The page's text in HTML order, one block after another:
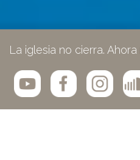
La iglesia no cierra. Ahora